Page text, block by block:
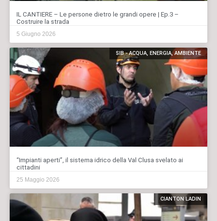
IL CANTIERE – Le persone dietro le grandi opere | Ep.3 –
Costruire la strada
5 Giugno 2026
SIB - ACQUA, ENERGIA, AMBIENTE
“Impianti aperti”, il sistema idrico della Val Clusa svelato ai
cittadini
25 Maggio 2026
CIANTON LADIN